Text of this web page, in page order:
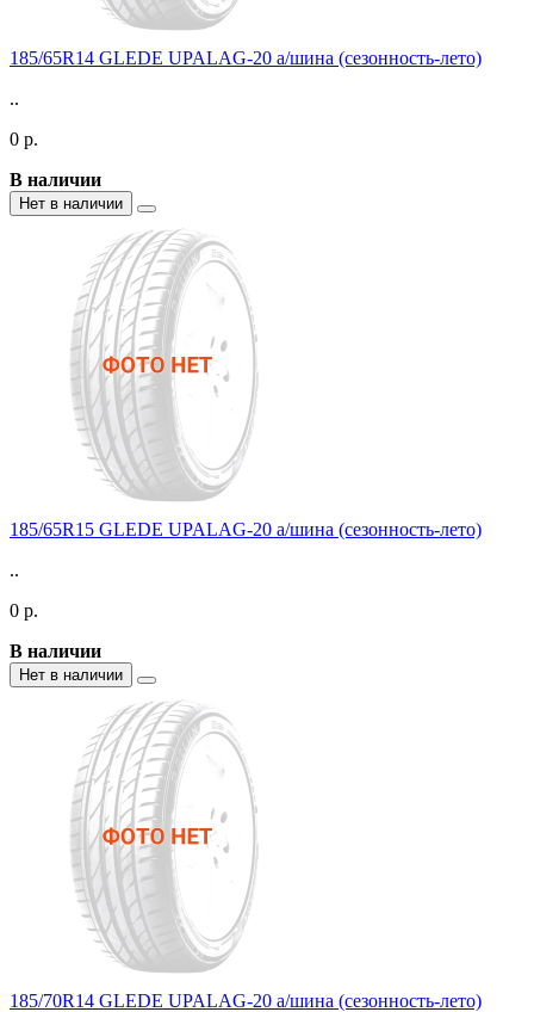
185/65R14 GLEDE UPALAG-20 а/шина (сезонность-лето)
..
0 р.
В наличии
Нет в наличии
185/65R15 GLEDE UPALAG-20 а/шина (сезонность-лето)
..
0 р.
В наличии
Нет в наличии
185/70R14 GLEDE UPALAG-20 а/шина (сезонность-лето)